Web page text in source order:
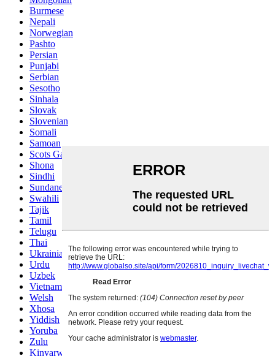
Burmese
Nepali
Norwegian
Pashto
Persian
Punjabi
Serbian
Sesotho
Sinhala
Slovak
Slovenian
Somali
Samoan
Scots Gaelic
Shona
Sindhi
Sundanese
Swahili
Tajik
Tamil
Telugu
Thai
Ukrainian
Urdu
Uzbek
Vietnamese
Welsh
Xhosa
Yiddish
Yoruba
Zulu
Kinyarwanda